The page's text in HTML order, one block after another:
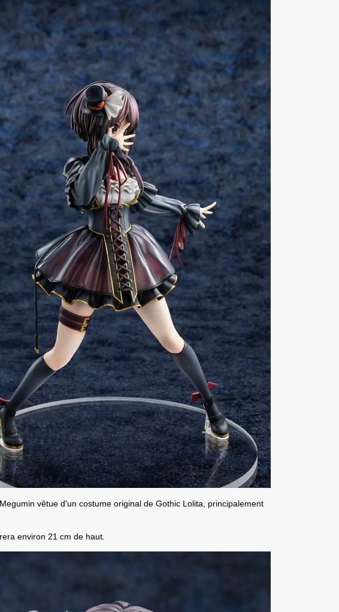
Megumin vêtue d'un costume original de Gothic Lolita, principalement
environ 21 cm de haut.